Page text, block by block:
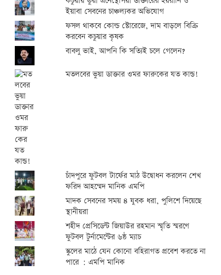
ইয়াবা সেবনের চাঞ্চল্যকর অভিযোগ
ফসল থাকবে কোল্ড স্টোরেজে, দাম বাড়লে বিক্রি
করবেন কচুয়ার কৃষক
বাবলু ভাই, আপনি কি সত্যিই চলে গেলেন?
মতলবের ভুয়া ডাক্তার ওমর ফারুকের যত কান্ড!
চাঁদপুরে ফুটবল টার্ফের মাঠ উদ্বোধন করলেন শেখ
ফরিদ আহম্মেদ মানিক এমপি
মাদক সেবনের সময় ৪ যুবক ধরা, পুলিশে দিয়েছে
স্থানীয়রা
শহীদ প্রেসিডেন্ট জিয়াউর রহমান স্মৃতি স্মরণে
ফুটবল টুর্নামেন্টের ৬ষ্ঠ ম্যাচ
স্কুলের মাঠে যেন কোনো বহিরাগত প্রবেশ করতে না
পারে : এমপি মানিক